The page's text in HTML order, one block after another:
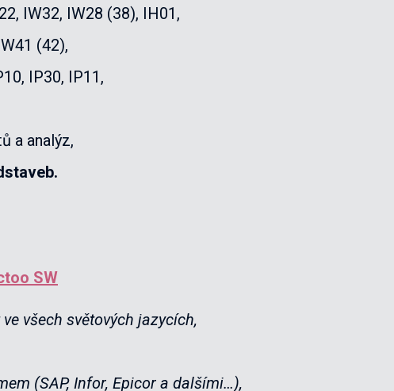
IW32, IW28 (38), IH01,
(42),
IP30, IP11,
a analýz,
SW
všech světových jazycích,
(SAP, Infor, Epicor a dalšími…),